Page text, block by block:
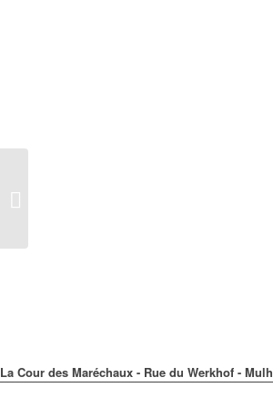
La Cour des Maréchaux - Rue du Werkhof -